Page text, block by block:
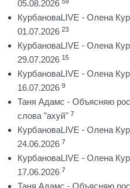
05.08.2026
КурбановаLIVE - Олена
01.07.2026 23
КурбановаLIVE - Олена
29.07.2026 15
КурбановаLIVE - Олена
16.07.2026 9
Таня Адамс - Объясняю
слова "ахуй" 7
КурбановаLIVE - Олена
24.06.2026 7
КурбановаLIVE - Олена
17.06.2026 7